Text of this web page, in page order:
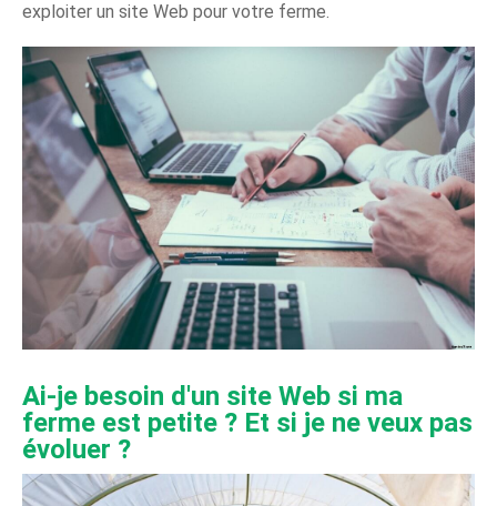
exploiter un site Web pour votre ferme.
Ai-je besoin d'un site Web si ma
ferme est petite ? Et si je ne veux pas
évoluer ?